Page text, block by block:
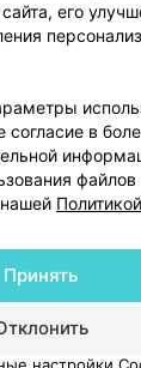
|
+375
его
согласие в
Принять